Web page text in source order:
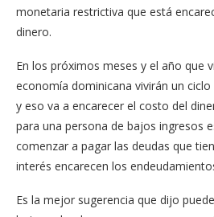
monetaria restrictiva que está
dinero.
En los próximos meses y el año que
economía dominicana vivirán un
y eso va a encarecer el costo del
para una persona de bajos ingresos
comenzar a pagar las deudas que
interés encarecen los
Es la mejor sugerencia que dijo